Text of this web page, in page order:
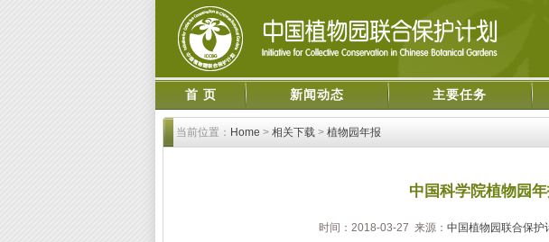
首 页 新闻动态 主要任务
当前位置： Home > 相关下载 > 植物园年报
中国科学院植物园
时间：2018-03-27 来源： 中国植物园联合保护